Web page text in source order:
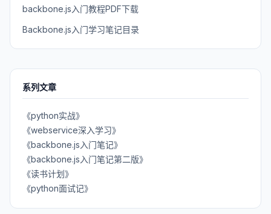
backbone.js入门教程PDF下载
Backbone.js入门学习笔记目录
系列文章
《python实战》
《webservice深入学习》
《backbone.js入门笔记》
《backbone.js入门笔记第二版》
《读书计划》
《python面试记》